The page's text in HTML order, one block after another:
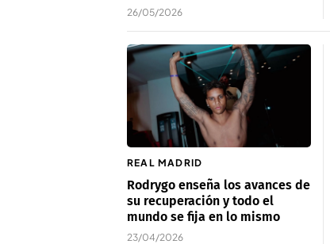
26/05/2026
REAL MADRID
Rodrygo enseña los avances de
su recuperación y todo el
mundo se fija en lo mismo
23/04/2026